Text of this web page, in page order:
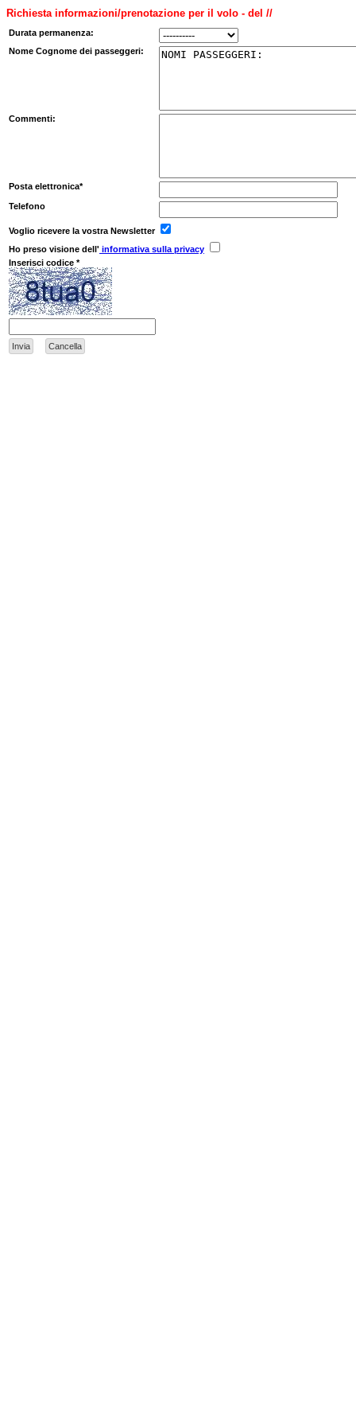
Richiesta informazioni/prenotazione per il volo - del //
Durata permanenza:
Nome Cognome dei passeggeri:
Commenti:
Posta elettronica*
Telefono
Voglio ricevere la vostra Newsletter
Ho preso visione dell' informativa sulla privacy
Inserisci codice *